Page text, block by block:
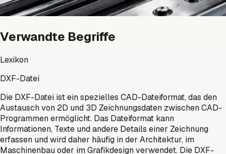
Verwandte Begriffe
Lexikon
DXF-Datei
Die DXF-Datei ist ein spezielles CAD-Dateiformat, das den
Austausch von 2D und 3D Zeichnungsdaten zwischen CAD-
Programmen ermöglicht. Das Dateiformat kann
Informationen, Texte und andere Details einer Zeichnung
erfassen und wird daher häufig in der Architektur, im
Maschinenbau oder im Grafikdesign verwendet. Die DXF-